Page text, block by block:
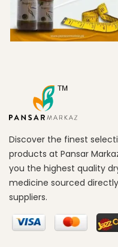
Discover the finest
products at Pansar
you the highest quality
medicine sourced
suppliers.